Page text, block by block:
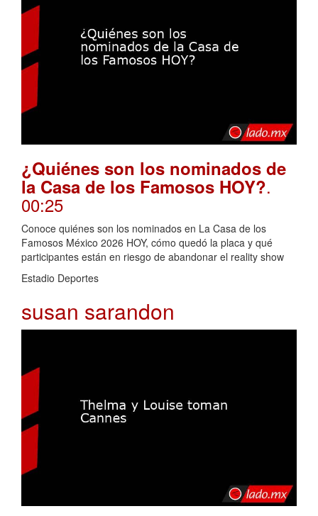
¿Quiénes son los nominados de
la Casa de los Famosos HOY?.
00:25
Conoce quiénes son los nominados en La Casa de los
Famosos México 2026 HOY, cómo quedó la placa y qué
participantes están en riesgo de abandonar el reality show
Estadio Deportes
susan sarandon